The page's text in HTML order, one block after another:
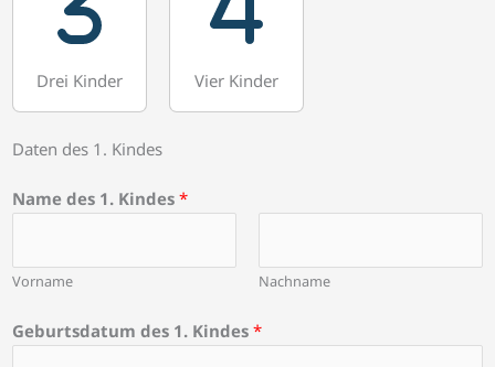
Drei Kinder Vier Kinder
Daten des 1. Kindes
Name des 1. Kindes *
Vorname Nachname
Geburtsdatum des 1. Kindes *